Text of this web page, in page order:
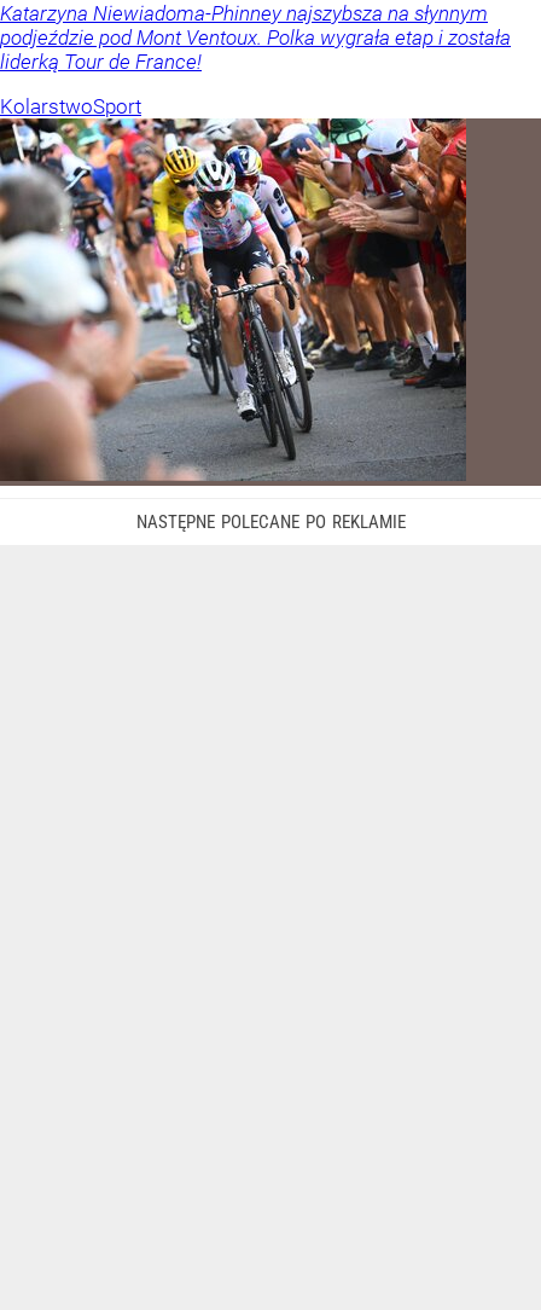
Katarzyna Niewiadoma-Phinney najszybsza na słynnym
podjeździe pod Mont Ventoux. Polka wygrała etap i została
liderką Tour de France!
KolarstwoSport